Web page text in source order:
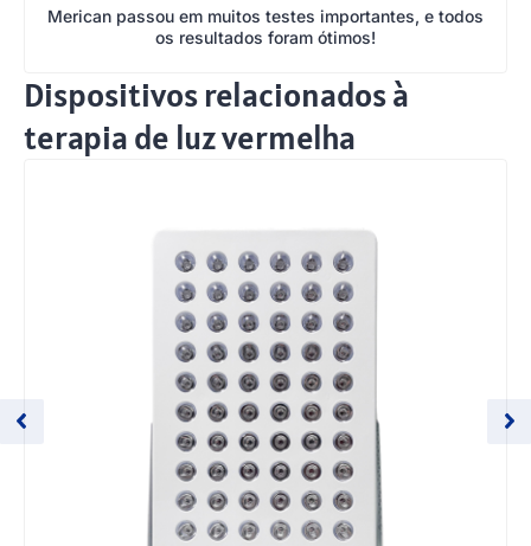
Merican passou em muitos testes importantes, e todos
os resultados foram ótimos!
Dispositivos relacionados à
terapia de luz vermelha